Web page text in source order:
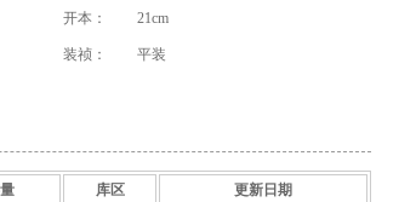
开本： 21cm
装祯： 平装
库区 更新日期